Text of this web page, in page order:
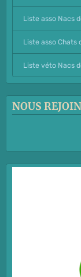
Liste asso Nacs
Liste asso Chats
Liste véto Nacs
NOUS